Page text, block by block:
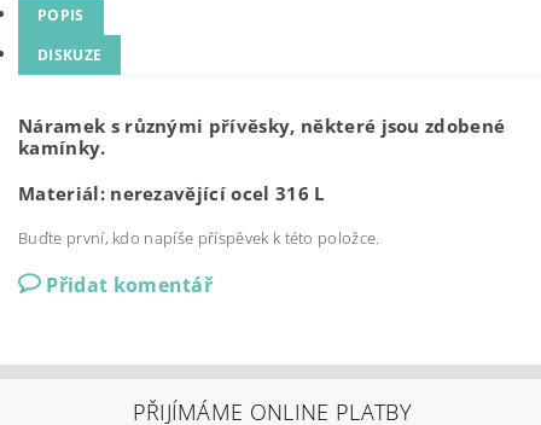
POPIS
DISKUZE
Náramek s různými přívěsky, některé jsou zdobené
kamínky.
Materiál: nerezavějící ocel 316 L
Buďte první, kdo napíše příspěvek k této položce.
Přidat komentář
PŘIJÍMÁME ONLINE PLATBY